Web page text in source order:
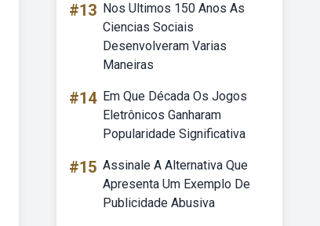
#13 Nos Ultimos 150 Anos As
Ciencias Sociais
Desenvolveram Varias
Maneiras
#14 Em Que Década Os Jogos
Eletrônicos Ganharam
Popularidade Significativa
#15 Assinale A Alternativa Que
Apresenta Um Exemplo De
Publicidade Abusiva